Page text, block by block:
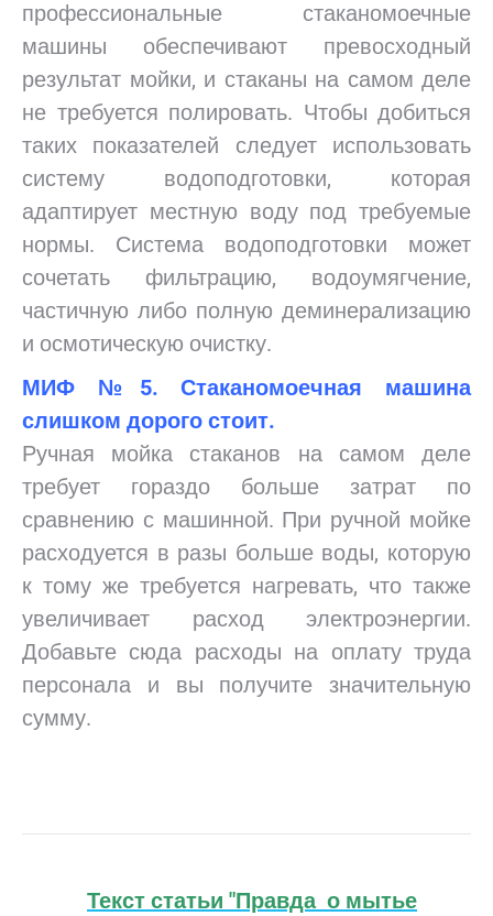
профессиональные стаканомоечные
машины обеспечивают превосходный
результат мойки, и стаканы на самом деле
не требуется полировать. Чтобы добиться
таких показателей следует использовать
систему водоподготовки, которая
адаптирует местную воду под требуемые
нормы. Система водоподготовки может
сочетать фильтрацию, водоумягчение,
частичную либо полную деминерализацию
и осмотическую очистку.
МИФ №5. Стаканомоечная машина
слишком дорого стоит.
Ручная мойка стаканов на самом деле
требует гораздо больше затрат по
сравнению с машинной. При ручной мойке
расходуется в разы больше воды, которую
к тому же требуется нагревать, что также
увеличивает расход электроэнергии.
Добавьте сюда расходы на оплату труда
персонала и вы получите значительную
сумму.
Текст статьи "Правда о мытье